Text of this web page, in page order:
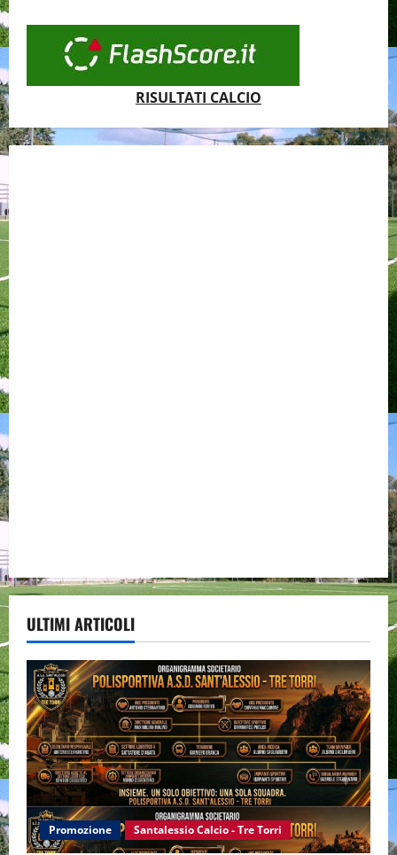
RISULTATI CALCIO
ULTIMI ARTICOLI
Promozione Santalessio Calcio - Tre Torri